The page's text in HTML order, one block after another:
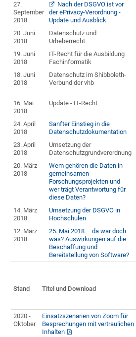
27.
September
2018
Nach der DSGVO ist vor
der ePrivacy-Verordnung -
Update und Ausblick
20. Juni
2018
Datenschutz und
Urheberrecht
19. Juni
2018
IT-Recht für die Ausbildung
Fachinformatik
18. Juni
2018
Datenschutz im Shibboleth-
Verbund der vhb
16. Mai
2018
Update - IT-Recht
24. April
2018
Sanfter Einstieg in die
Datenschutzdokumentation
23. April
2018
Umsetzung der
Datenschutzgrundverordnung
20. März
2018
Wem gehören die Daten in
gemeinsamen
Forschungsprojekten und
wer trägt Verantwortung für
diese Daten?
14. März
2018
Umsetzung der DSGVO in
Hochschulen
12. März
2018
25. Mai 2018 – da war doch
was? Auswirkungen auf die
Beschaffung und
Bereitstellung von Software?
Stand Titel und Download
2020 -
Oktober
Einsatzszenarien von Zoom für
Besprechungen mit vertraulichen
Inhalten